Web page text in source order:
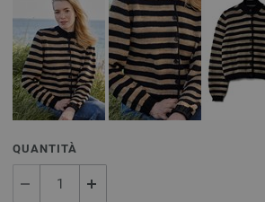
QUANTITÀ